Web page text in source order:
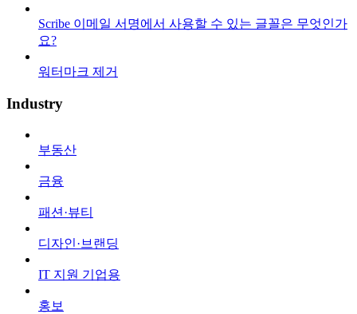
Scribe 이메일 서명에서 사용할 수 있는 글꼴은 무엇인가
요?
워터마크 제거
Industry
부동산
금융
패션·뷰티
디자인·브랜딩
IT 지원 기업용
홍보